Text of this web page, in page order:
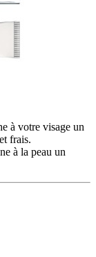
à votre visage un
frais.
à la peau un